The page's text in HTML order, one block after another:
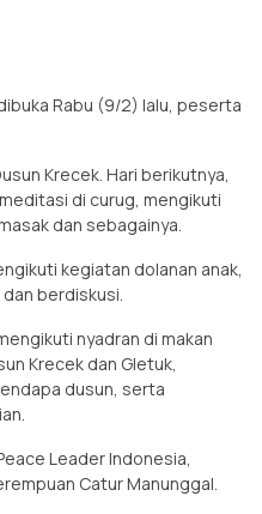
Rabu (9/2) lalu, peserta
Krecek. Hari berikutnya,
di curug, mengikuti
dan sebagainya.
kegiatan dolanan anak,
berdiskusi.
nyadran di makan
Krecek dan Gletuk,
dusun, serta
Leader Indonesia,
Catur Manunggal.